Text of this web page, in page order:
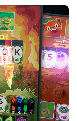
也變得非常容易。
端的大螢幕和高畫
challenging
place—the